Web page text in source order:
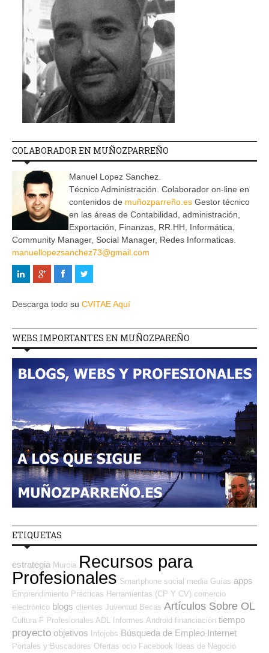
COLABORADOR EN MUÑOZPARREÑO
Manuel Lopez Sanchez.
Técnico Administración. Colaborador on-line en
contenidos de muñozparreño.es Gestor técnico
en las áreas de Contabilidad, administración,
Exportación, Finanzas, RR.HH, Informática,
Community Manager, Social Manager, Redes Informaticas.
manuellopezsanchez73@gmail.com
Descarga todo su CVITAE Aquí
WEBS IMPORTANTES EN MUÑOZPAREÑO
ETIQUETAS
estrategia Murcia Recursos para
Profesionales Smartphone social media Guías apps
Emprendimiento Prácticas Herramientas (CP Y CV) comercio
electrónico blogs clientes Juventud Becas Artículos Sobre OL
Cultura F Profesionales ADL Informes Android financiación tiempo
proyecto objetivos Infojobs Búsqueda de Empleo Internet
Portales y Buscadores Ofertas ocio Facebook Ideas de Negocio